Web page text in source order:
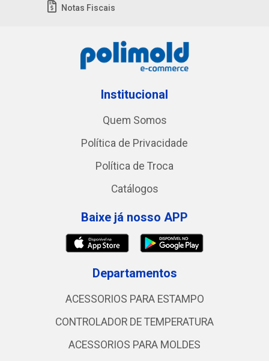
Notas Fiscais
Institucional
Quem Somos
Política de Privacidade
Política de Troca
Catálogos
Baixe já nosso APP
Departamentos
ACESSORIOS PARA ESTAMPO
CONTROLADOR DE TEMPERATURA
ACESSORIOS PARA MOLDES